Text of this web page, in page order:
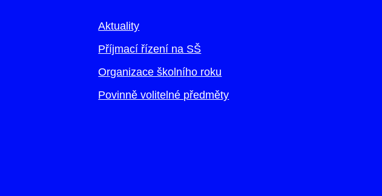
Aktuality
Příjmací řízení na SŠ
Organizace školního roku
Povinně volitelné předměty